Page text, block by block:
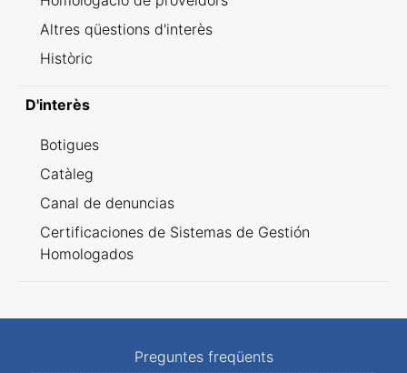
Altres qüestions d'interès
Històric
D'interès
Botigues
Catàleg
Canal de denuncias
Certificaciones de Sistemas de Gestión
Homologados
Preguntes freqüents